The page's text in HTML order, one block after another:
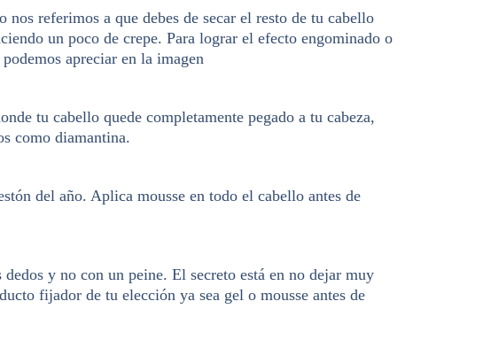
nos referimos a que debes de secar el resto de tu cabello
un poco de crepe. Para lograr el efecto engominado o
apreciar en la imagen
tu cabello quede completamente pegado a tu cabeza,
como diamantina.
del año. Aplica mousse en todo el cabello antes de
y no con un peine. El secreto está en no dejar muy
fijador de tu elección ya sea gel o mousse antes de